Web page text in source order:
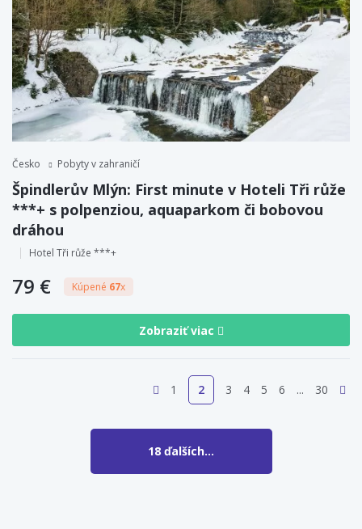
Česko Pobyty v zahraničí
Špindlerův Mlýn: First minute v Hoteli Tři růže
***+ s polpenziou, aquaparkom či bobovou
dráhou
Hotel Tři růže ***+
79 € Kúpené 67x
Zobraziť viac
1 2 3 4 5 6 30
18 ďalších...